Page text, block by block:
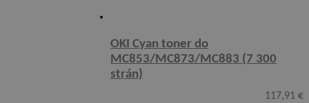
OKI Cyan toner do
MC853/MC873/MC883 (7 300
strán)
117,91 €